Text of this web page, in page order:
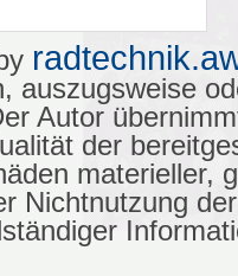
auszugsweise
Autor
der
materieller,
Nichtnutzung